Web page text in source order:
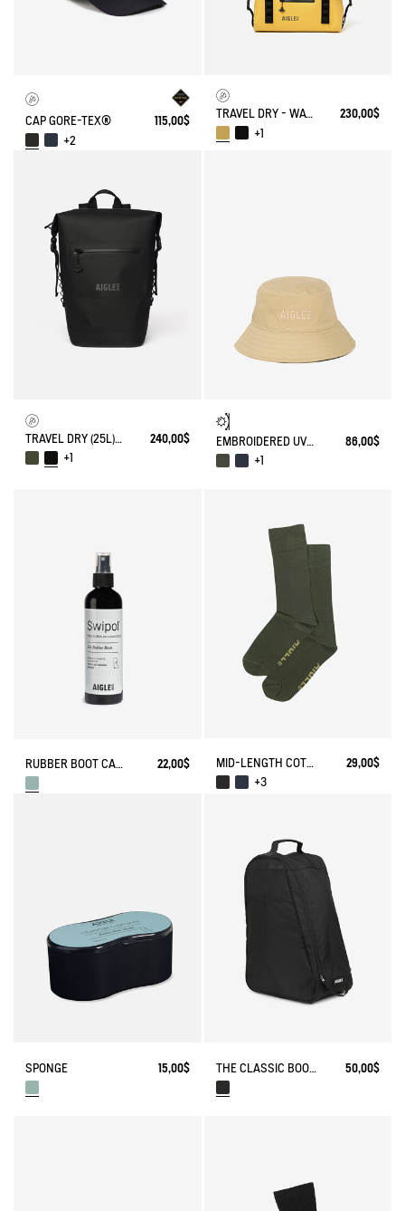
CAP GORE-TEX®
115,00$
+2
TRAVEL DRY - WATERPROOF WEEKENDER BAG (20L)
230,00$
+1
TRAVEL DRY (25L) - WATERPROOF BACKPACK
240,00$
+1
EMBROIDERED UV-C®COTON HAT
86,00$
+1
RUBBER BOOT CARE SPRAY 22,00$ MID-LENGTH COTTON SOCKS MADE IN FRANCE
29,00$
+3
SPONGE 15,00$ THE CLASSIC BOOTS BAG 50,00$